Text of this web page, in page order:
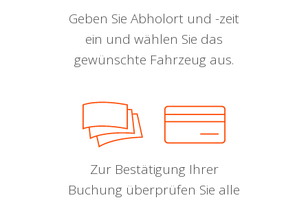
Geben Sie Abholort und -zeit
ein und wählen Sie das
gewünschte Fahrzeug aus.
Zur Bestätigung Ihrer
Buchung überprüfen Sie alle